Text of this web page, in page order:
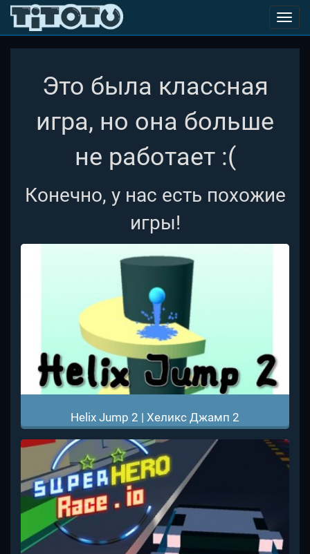
Это была классная
игра, но она больше
не работает :(
Конечно, у нас есть похожие
игры!
Helix Jump 2 | Хеликс Джамп 2